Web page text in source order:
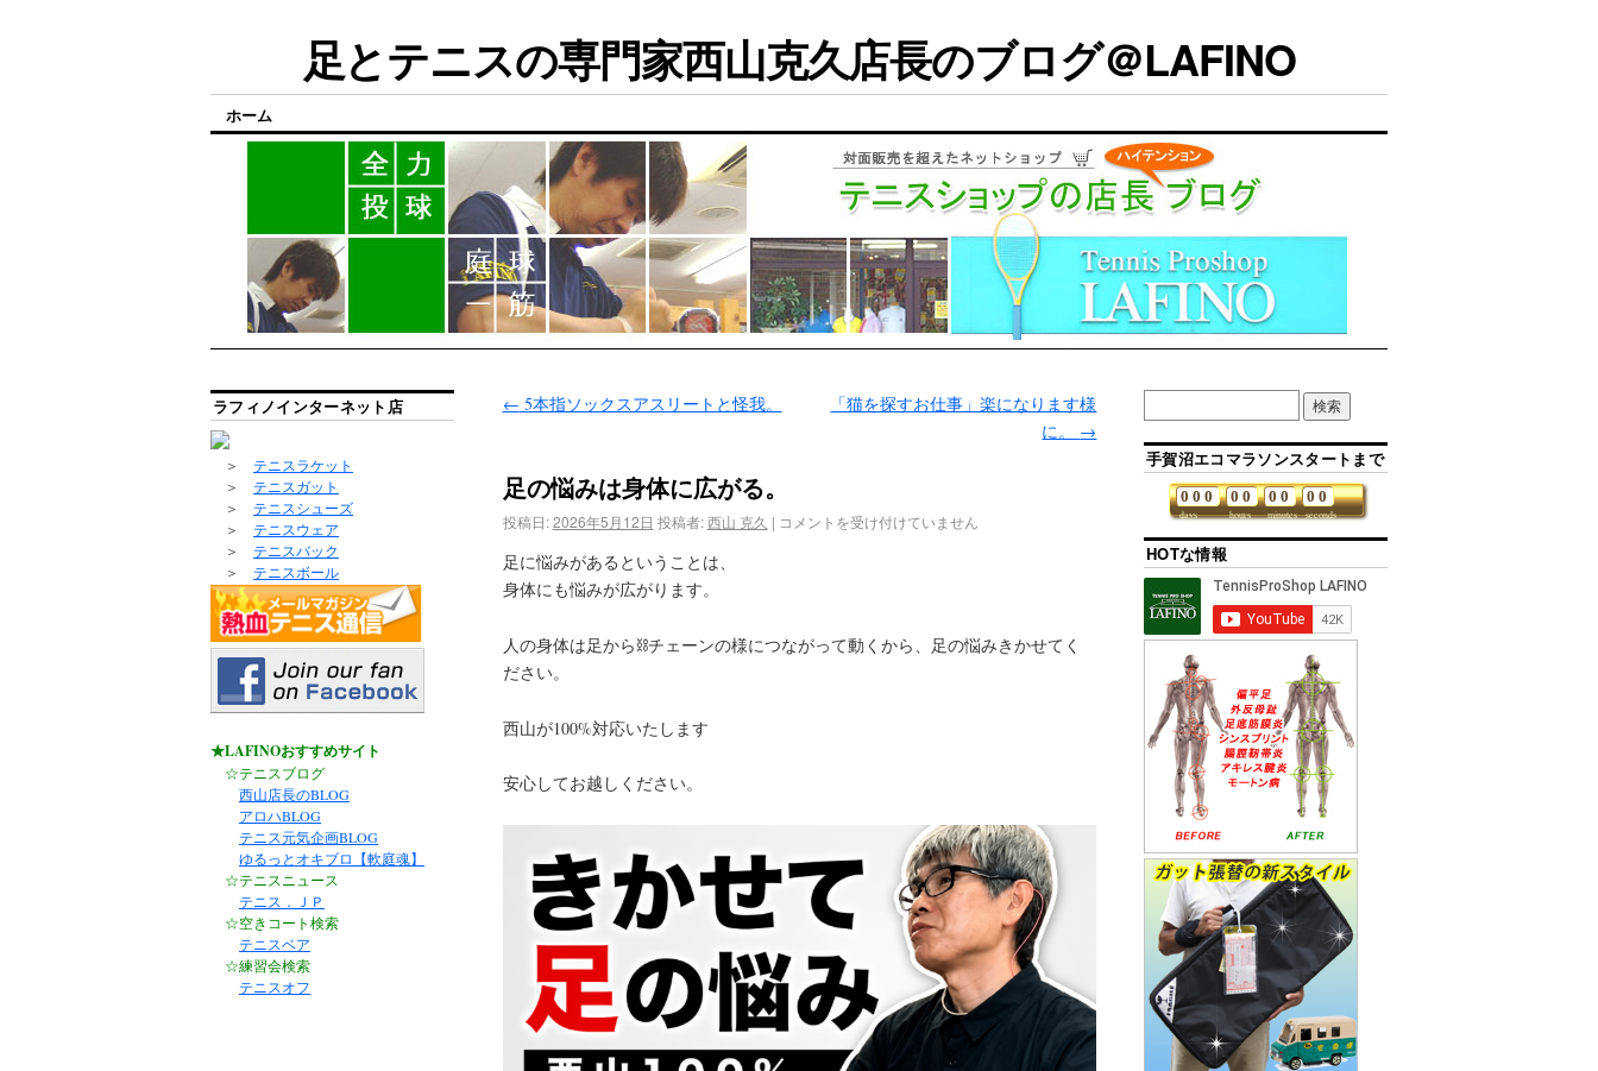
足とテニスの専門家西山克久店長のブログ＠LAFINO
ホーム
← 5本指ソックスアスリートと怪我。
「猫を探すお仕事」楽になります様
に。 →
足の悩みは身体に広がる。
投稿日: 2026年5月12日 投稿者: 西山 克久 | コメントを受け付けていません
足に悩みがあるということは、
身体にも悩みが広がります。
人の身体は足から⛓️チェーンの様につながって動くから、足の悩みきかせてく
ださい。
西山が100%対応いたします
安心してお越しください。
ラフィノインターネット店
＞ テニスラケット
＞ テニスガット
＞ テニスシューズ
＞ テニスウェア
＞ テニスバック
＞ テニスボール
★LAFINOおすすめサイト
☆テニスブログ
西山店長のBLOG
アロハBLOG
テニス元気企画BLOG
ゆるっとオキブロ【軟庭魂】
☆テニスニュース
テニス．ＪＰ
☆空きコート検索
テニスベア
☆練習会検索
テニスオフ
手賀沼エコマラソンスタートまで
days
0 0 0
hours
0 0
minutes
0 0
seconds
0 0
HOTな情報